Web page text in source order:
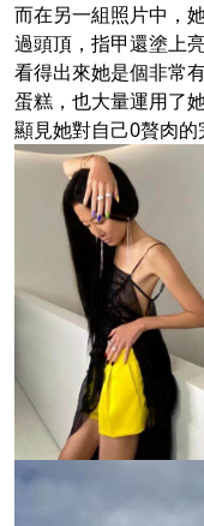
而在另一組照片中，
過頭頂，指甲還塗上
看得出來她是個非常
蛋糕，也大量運用了
顯見她對自己0贅肉的